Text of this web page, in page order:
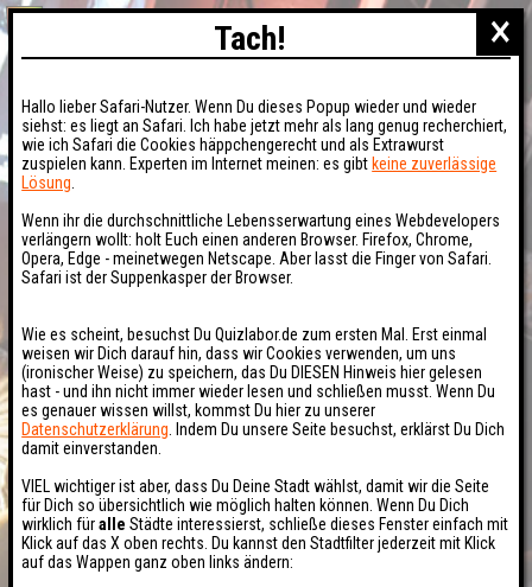
×
Tach!
Hallo lieber Safari-Nutzer. Wenn Du dieses Popup wieder und wieder
siehst: es liegt an Safari. Ich habe jetzt mehr als lang genug recherchiert,
wie ich Safari die Cookies häppchengerecht und als Extrawurst
zuspielen kann. Experten im Internet meinen: es gibt keine zuverlässige
Lösung
Wenn ihr die durchschnittliche Lebensserwartung eines Webdevelopers
verlängern wollt: holt Euch einen anderen Browser. Firefox, Chrome,
Opera, Edge - meinetwegen Netscape. Aber lasst die Finger von Safari.
Safari ist der Suppenkasper der Browser.
Wie es scheint, besuchst Du Quizlabor.de zum ersten Mal. Erst einmal
weisen wir Dich darauf hin, dass wir Cookies verwenden, um uns
(ironischer Weise) zu speichern, das Du DIESEN Hinweis hier gelesen
hast - und ihn nicht immer wieder lesen und schließen musst. Wenn Du
es genauer wissen willst, kommst Du hier zu unserer
Datenschutzerklärung . Indem Du unsere Seite besuchst, erklärst Du Dich
damit einverstanden.
VIEL wichtiger ist aber, dass Du Deine Stadt wählst, damit wir die Seite
für Dich so übersichtlich wie möglich halten können. Wenn Du Dich
wirklich füralle Städte interessierst, schließe dieses Fenster einfach mit
Klick auf das X oben rechts. Du kannst den Stadtfilter jederzeit mit Klick
auf das Wappen ganz oben links ändern: